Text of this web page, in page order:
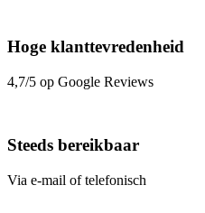
Hoge klanttevredenheid
4,7/5 op Google Reviews
Steeds bereikbaar
Via e-mail of telefonisch